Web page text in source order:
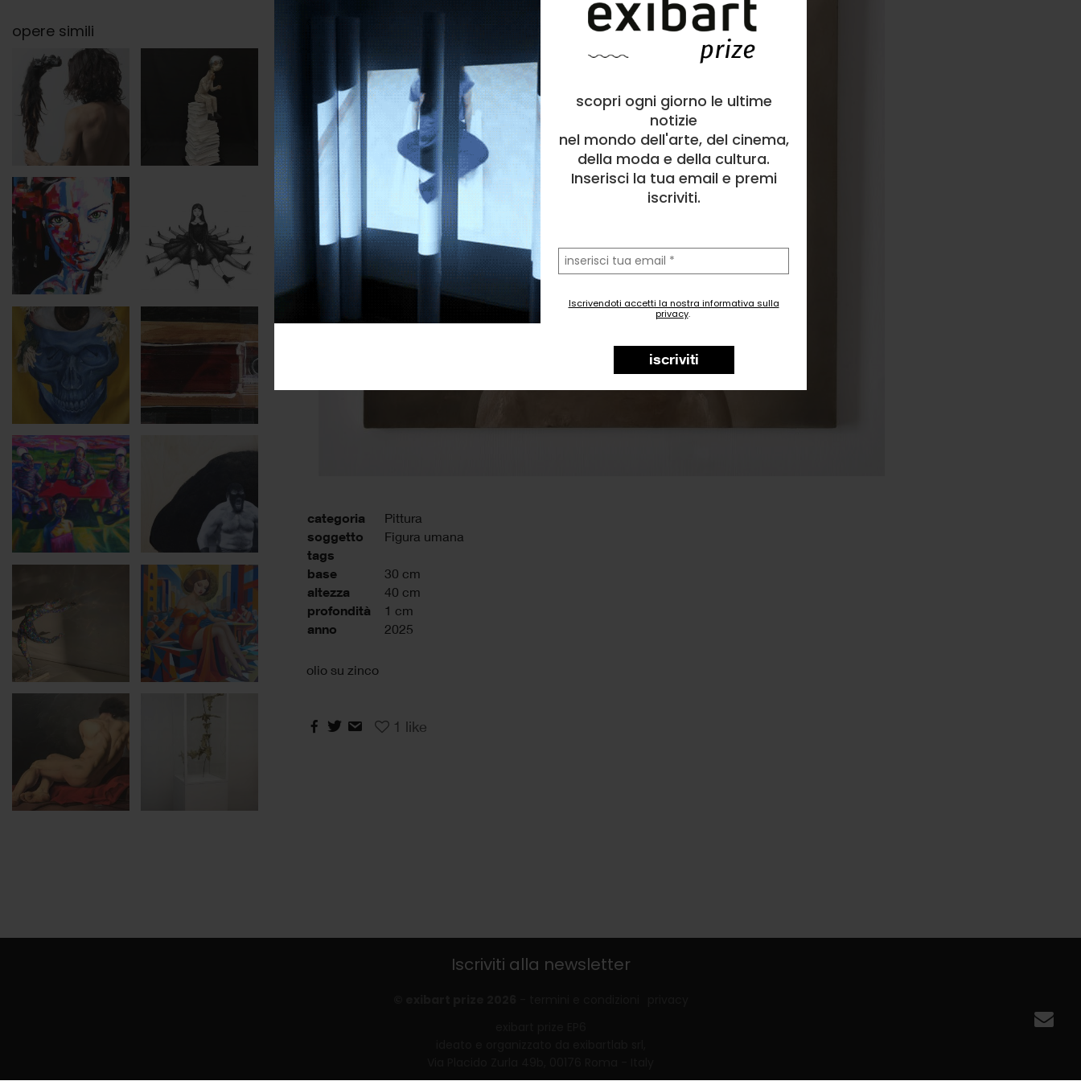
scopri ogni giorno le ultime
notizie
nel mondo dell'arte, del cinema,
della moda e della cultura.
Inserisci la tua email e premi
iscriviti.
la
tua
email
Iscrivendoti accetti la nostra informativa sulla
privacy.
iscriviti
categoria Pittura
soggetto Figura umana
tags
base
30 cm
altezza 40 cm
profondità 1 cm
anno 2025
olio su zinco
1 like
opere simili
Iscriviti alla newsletter